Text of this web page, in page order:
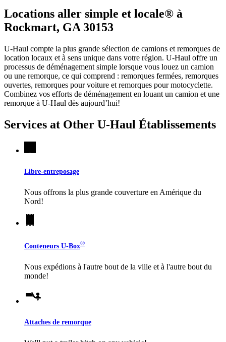
Locations aller simple et locale® à
Rockmart, GA 30153
U-Haul compte la plus grande sélection de camions et remorques de
location locaux et à sens unique dans votre région. U-Haul offre un
processus de déménagement simple lorsque vous louez un camion
ou une remorque, ce qui comprend : remorques fermées, remorques
ouvertes, remorques pour voiture et remorques pour motocyclette.
Combinez vos efforts de déménagement en louant un camion et une
remorque à U-Haul dès aujourd’hui!
Services at Other U-Haul Établissements
Libre-entreposage
Nous offrons la plus grande couverture en Amérique du
Nord!
Conteneurs U-Box®
Nous expédions à l'autre bout de la ville et à l'autre bout du
monde!
Attaches de remorque